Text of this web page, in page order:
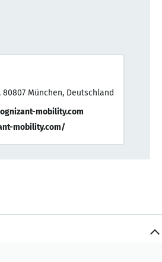
München, Deutschland
mobility.com
mobility.com/